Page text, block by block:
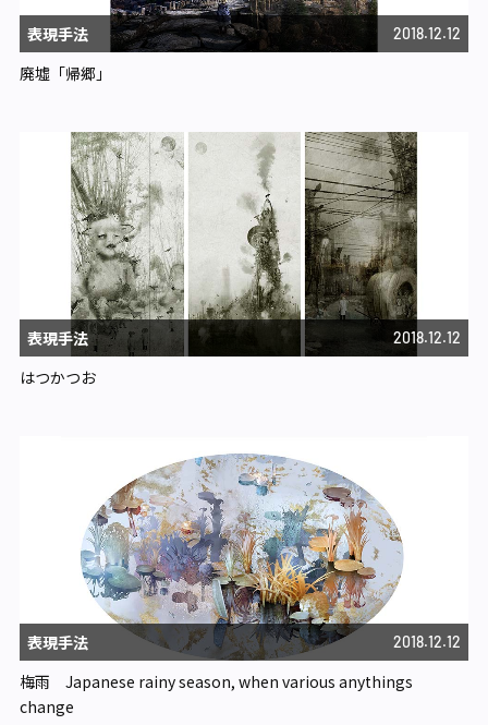
表現手法 2018.12.12
廃墟「帰郷」
表現手法 2018.12.12
はつかつお
表現手法 2018.12.12
梅雨 Japanese rainy season, when various anythings
change